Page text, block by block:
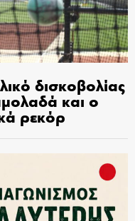
δισκοβολίας
και ο
ρεκόρ